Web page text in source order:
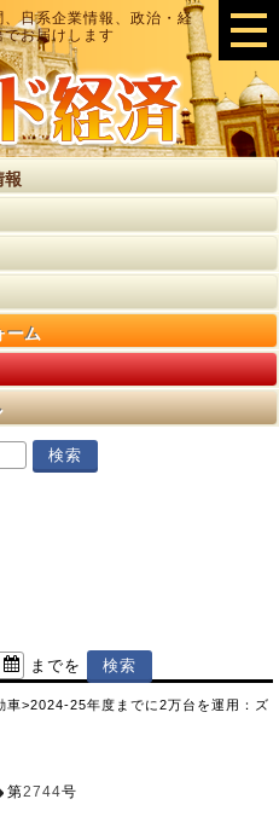
日系企業情報、政治・経
お届けします
報
ーム
までを
車>2024-25年度までに2万台を運用：ズ
第2744号